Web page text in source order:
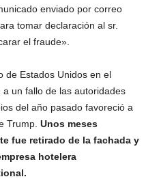
enviado por correo
tomar declaración al sr.
el fraude».
de Estados Unidos en el
un fallo de las autoridades
del año pasado favoreció a
Trump. Unos meses
fue retirado de la fachada y
hotelera